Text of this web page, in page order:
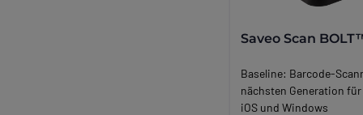
Saveo Scan
Baseline: Barcode-
nächsten Generation
iOS und Windows